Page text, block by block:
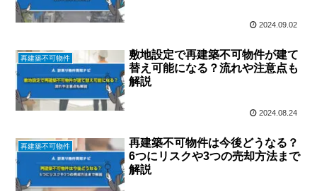
2024.09.02
再建築不可物件
敷地設定で再建築不可物件が建て
替え可能になる？流れや注意点も
解説
2024.08.24
再建築不可物件
再建築不可物件は今後どうなる？
6つにリスクや3つの売却方法まで
解説